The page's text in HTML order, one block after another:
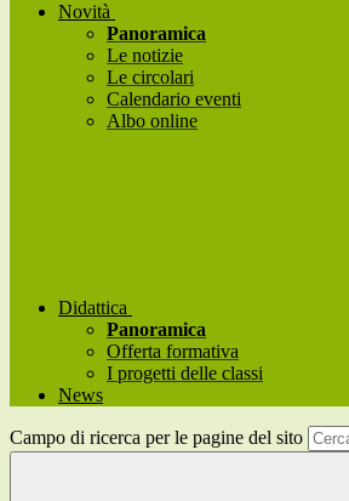
Novità
Panoramica
Le notizie
Le circolari
Calendario eventi
Albo online
Didattica
Panoramica
Offerta formativa
I progetti delle classi
News
Campo di ricerca per le pagine del sito